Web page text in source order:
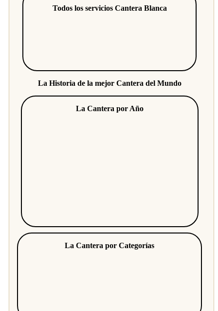
Todos los servicios Cantera Blanca
La Historia de la mejor Cantera del Mundo
La Cantera por Año
La Cantera por Categorías